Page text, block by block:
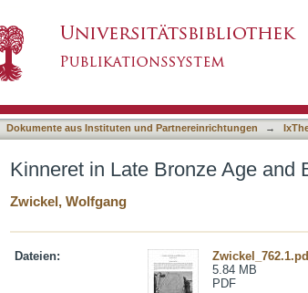
Dokumente aus Instituten und Partnereinrichtungen →
Kinneret in Late Bronze Age and
Zwickel, Wolfgang
Dateien:
5.84 MB
PDF